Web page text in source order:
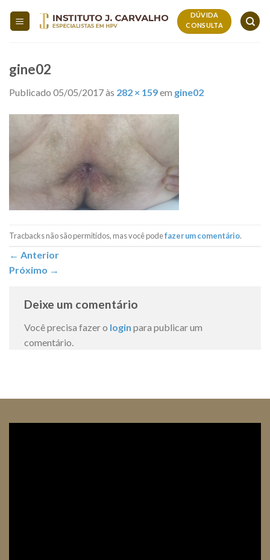
DÚVIDA
CONSULTA
gine02
Publicado 05/05/2017às 282 × 159em gine02
Tracbacks não são permitidos, mas você podefazer um comentário.
← Anterior
Próximo →
Deixe um comentário
Você precisa fazer o login para publicar um
comentário.